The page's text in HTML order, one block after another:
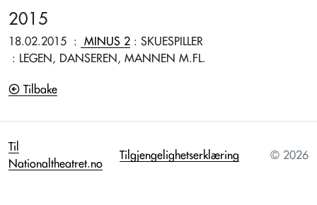
2015
18.02.2015 : MINUS 2 : SKUESPILLER
: LEGEN, DANSEREN, MANNEN M.FL.
Tilbake
Til
Nationaltheatret.no
Tilgjengelighetserklæring © 2026